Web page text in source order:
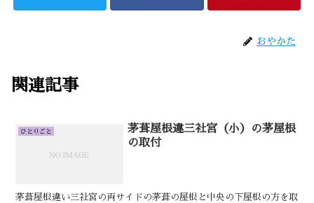
おやかた
関連記事
ひとりごと
茅葺屋根違三社宮（小）の茅屋根
の取付
茅葺屋根違い三社宮の両サイドの茅葺の屋根と中央の下屋根の方を取